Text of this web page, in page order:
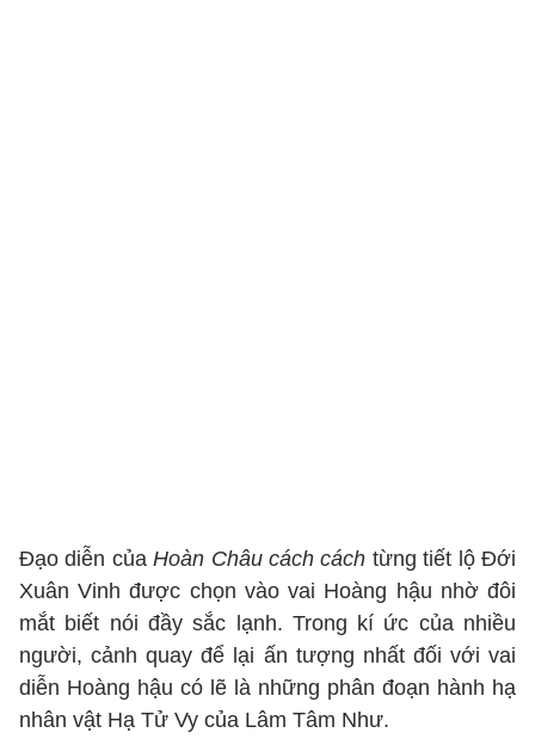
Đạo diễn củaHoàn Châu cách cách từng tiết lộ Đới
Xuân Vinh được chọn vào vai Hoàng hậu nhờ đôi
mắt biết nói đầy sắc lạnh. Trong kí ức của nhiều
người, cảnh quay để lại ấn tượng nhất đối với vai
diễn Hoàng hậu có lẽ là những phân đoạn hành hạ
nhân vật Hạ Tử Vy của Lâm Tâm Như.